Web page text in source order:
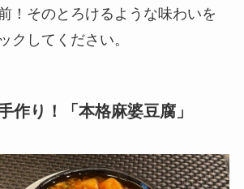
そのとろけるような味わいを
クしてください。
作り！「本格麻婆豆腐」